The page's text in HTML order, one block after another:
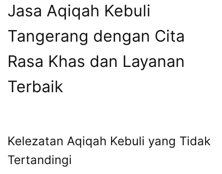
Jasa Aqiqah Kebuli
Tangerang dengan Cita
Rasa Khas dan Layanan
Terbaik
Kelezatan Aqiqah Kebuli yang Tidak
Tertandingi